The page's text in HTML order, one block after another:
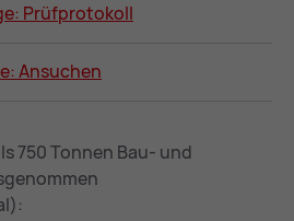
Prüfprotokoll
Ansuchen
750 Tonnen Bau- und